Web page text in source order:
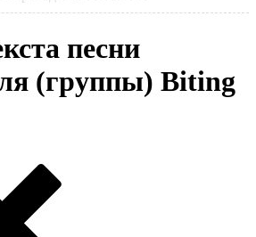
песни
(группы) Biting